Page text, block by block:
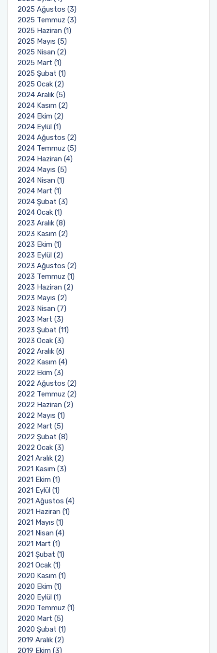
2025 Ağustos (3)
2025 Temmuz (3)
2025 Haziran (1)
2025 Mayıs (5)
2025 Nisan (2)
2025 Mart (1)
2025 Şubat (1)
2025 Ocak (2)
2024 Aralık (5)
2024 Kasım (2)
2024 Ekim (2)
2024 Eylül (1)
2024 Ağustos (2)
2024 Temmuz (5)
2024 Haziran (4)
2024 Mayıs (5)
2024 Nisan (1)
2024 Mart (1)
2024 Şubat (3)
2024 Ocak (1)
2023 Aralık (8)
2023 Kasım (2)
2023 Ekim (1)
2023 Eylül (2)
2023 Ağustos (2)
2023 Temmuz (1)
2023 Haziran (2)
2023 Mayıs (2)
2023 Nisan (7)
2023 Mart (3)
2023 Şubat (11)
2023 Ocak (3)
2022 Aralık (6)
2022 Kasım (4)
2022 Ekim (3)
2022 Ağustos (2)
2022 Temmuz (2)
2022 Haziran (2)
2022 Mayıs (1)
2022 Mart (5)
2022 Şubat (8)
2022 Ocak (3)
2021 Aralık (2)
2021 Kasım (3)
2021 Ekim (1)
2021 Eylül (1)
2021 Ağustos (4)
2021 Haziran (1)
2021 Mayıs (1)
2021 Nisan (4)
2021 Mart (1)
2021 Şubat (1)
2021 Ocak (1)
2020 Kasım (1)
2020 Ekim (1)
2020 Eylül (1)
2020 Temmuz (1)
2020 Mart (5)
2020 Şubat (1)
2019 Aralık (2)
2019 Ekim (3)
Sağlık Bilimleri Fakültesi
Serik İşletme Fakültesi
Spor Bilimleri Fakültesi
Su Ürünleri Fakültesi
Tıp Fakültesi
Turizm Fakültesi
Uygulamalı Bilimler Fakültesi
Ziraat Fakültesi